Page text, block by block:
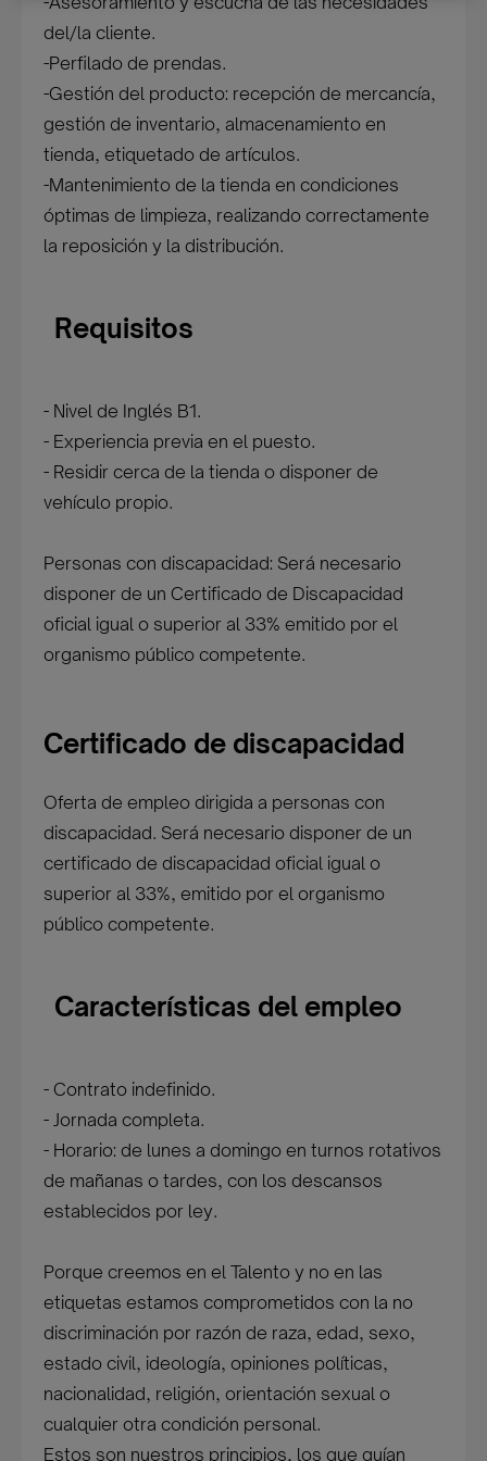
del/la cliente.
-Perfilado de prendas.
-Gestión del producto: recepción de mercancía,
gestión de inventario, almacenamiento en
tienda, etiquetado de artículos.
-Mantenimiento de la tienda en condiciones
óptimas de limpieza, realizando correctamente
la reposición y la distribución.
Requisitos
- Nivel de Inglés B1.
- Experiencia previa en el puesto.
- Residir cerca de la tienda o disponer de
vehículo propio.
Personas con discapacidad: Será necesario
disponer de un Certificado de Discapacidad
oficial igual o superior al 33% emitido por el
organismo público competente.
Certificado de discapacidad
Oferta de empleo dirigida a personas con
discapacidad. Será necesario disponer de un
certificado de discapacidad oficial igual o
superior al 33%, emitido por el organismo
público competente.
Características del empleo
- Contrato indefinido.
- Jornada completa.
- Horario: de lunes a domingo en turnos rotativos
de mañanas o tardes, con los descansos
establecidos por ley.
Porque creemos en el Talento y no en las
etiquetas estamos comprometidos con la no
discriminación por razón de raza, edad, sexo,
estado civil, ideología, opiniones políticas,
nacionalidad, religión, orientación sexual o
cualquier otra condición personal.
Estos son nuestros principios, los que guían